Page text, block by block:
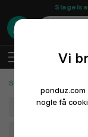
Log
Sportudstyr og udendørs
Vi
nogle få